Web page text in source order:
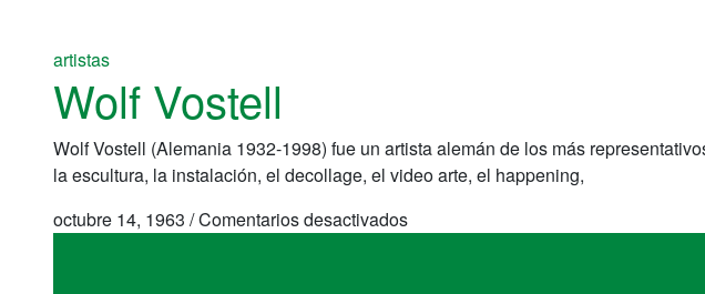
artistas
Wolf Vostell
Wolf Vostell (Alemania 1932-1998) fue un artista alemán de los más
la escultura, la instalación, el decollage, el video arte, el happening,
octubre 14, 1963 /Comentarios desactivadosen